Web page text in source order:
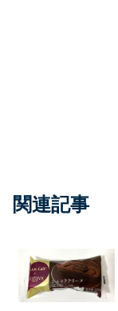
関連記事